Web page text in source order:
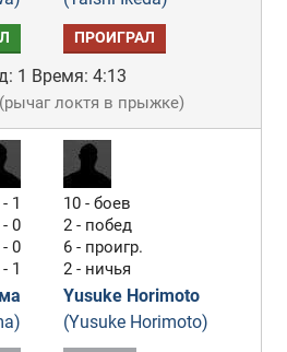
ПРОИГРАЛ
1 Время: 4:13
(рычаг локтя в прыжке)
1
0
0
1
10 - боев
2 - побед
6 - проигр.
2 - ничья
Yusuke Horimoto
(Yusuke Horimoto)